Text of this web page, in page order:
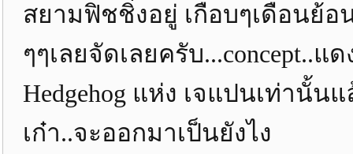
สยามฟิชชิ่งอยู่ เกือบๆเดือนย้อ
ๆๆเลยจัดเลยครับ...concept..
Hedgehog แห่ง เจแปนเท่านั้
เก๋า..จะออกมาเป็นยังไง